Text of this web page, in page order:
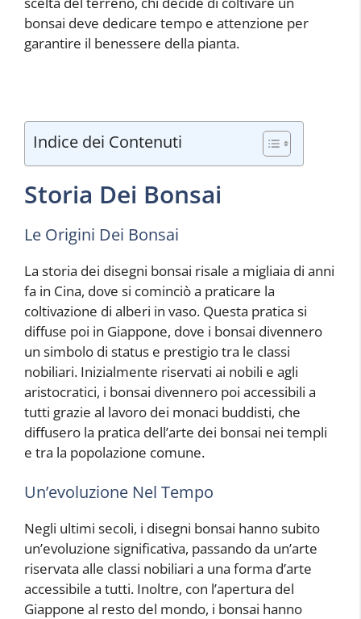
bonsai deve dedicare tempo e attenzione per
garantire il benessere della pianta.
Indice dei Contenuti
Storia Dei Bonsai
Le Origini Dei Bonsai
La storia dei disegni bonsai risale a migliaia di anni
fa in Cina, dove si cominciò a praticare la
coltivazione di alberi in vaso. Questa pratica si
diffuse poi in Giappone, dove i bonsai divennero
un simbolo di status e prestigio tra le classi
nobiliari. Inizialmente riservati ai nobili e agli
aristocratici, i bonsai divennero poi accessibili a
tutti grazie al lavoro dei monaci buddisti, che
diffusero la pratica dell’arte dei bonsai nei templi
e tra la popolazione comune.
Un’evoluzione Nel Tempo
Negli ultimi secoli, i disegni bonsai hanno subito
un’evoluzione significativa, passando da un’arte
riservata alle classi nobiliari a una forma d’arte
accessibile a tutti. Inoltre, con l’apertura del
Giappone al resto del mondo, i bonsai hanno